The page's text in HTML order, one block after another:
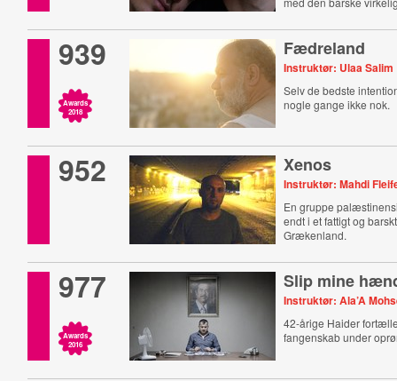
939
Awards
2018
Fædreland
Instruktør: Ulaa Salim
Selv de bedste
nogle gange ikke nok.
952 Xenos
Instruktør: Mahdi
En gruppe
endt i et fattigt og
Grækenland.
977
Awards
2016
Slip mine
Instruktør: Ala’A
42-årige Haider
fangenskab under